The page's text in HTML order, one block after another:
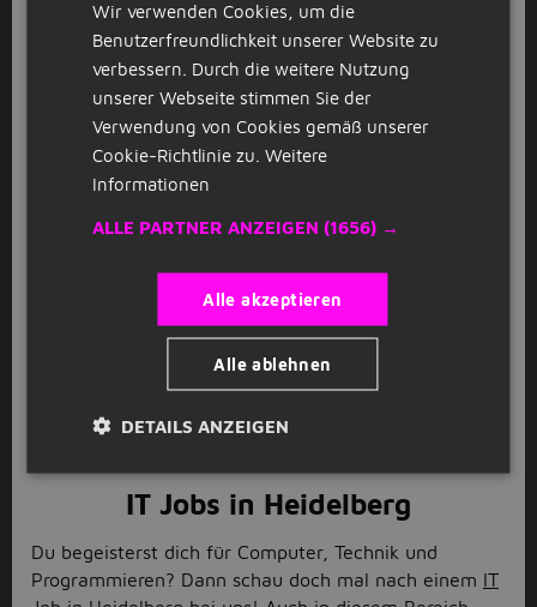
Anschauen Kürzlich geschlossene Stellenangebote
Stellenangebote in Heidelberg
Du bist auf der Suche nach einem interessanten Job
die für ihre Altstadt und Universität bekannt ist,
einiges zu bieten hat. Nicht zuletzt durch ihre
günstige Lage in der Metropolregion Rhein-Neckar
hält sie viele offene Stellen für Arbeitssuchende
zwischen all unseren unterschiedlichen
du ja noch heute deinen Traumjob in einer der
IT Jobs in Heidelberg
Du begeisterst dich für Computer, Technik und
Programmieren? Dann schau doch mal nach einem IT
Wir verwenden Cookies, um die
Benutzerfreundlichkeit unserer Website zu
verbessern. Durch die weitere Nutzung
unserer Webseite stimmen Sie der
Verwendung von Cookies gemäß unserer
Cookie-Richtlinie zu. Weitere
Informationen
ALLE PARTNER ANZEIGEN (1656) →
Alle akzeptieren
Alle ablehnen
DETAILS ANZEIGEN